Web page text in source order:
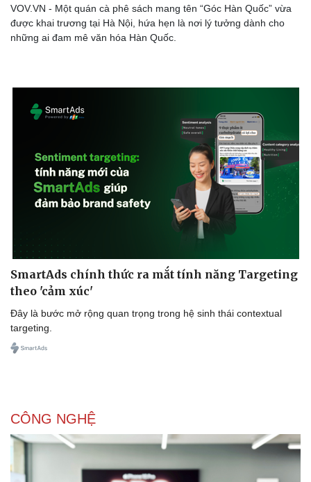
Thể thao
Bóng đá
Lịch thi đấu bóng đá
Hậu trường
Ô tô - Xe máy
Ô tô
Xe máy
Tư vấn
VOV.VN - Một quán cà phê sách mang tên “Góc Hàn Quốc” vừa
được khai trương tại Hà Nội, hứa hẹn là nơi lý tưởng dành cho
những ai đam mê văn hóa Hàn Quốc.
SmartAds chính thức ra mắt tính năng Targeting
theo 'cảm xúc'
Đây là bước mở rộng quan trọng trong hệ sinh thái contextual
targeting.
CÔNG NGHỆ